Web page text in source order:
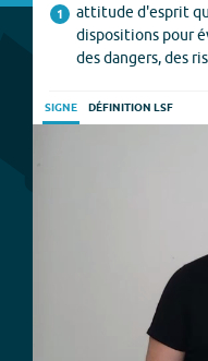
1
attitude d'esprit
dispositions pour
des dangers, des
SIGNE DÉFINITION LSF